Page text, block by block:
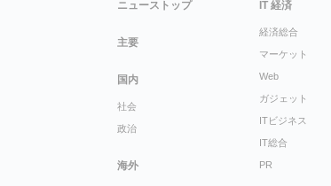
ニューストップ
主要
国内
社会
政治
海外
IT 経済
経済総合
マーケット
Web
ガジェット
ITビジネス
IT総合
PR